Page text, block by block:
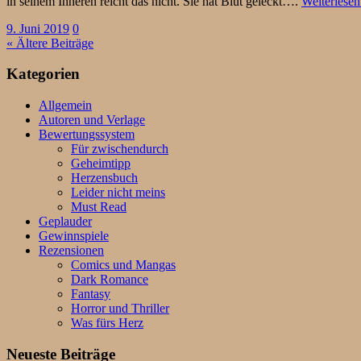
9. Juni 2019 0
« Ältere Beiträge
Kategorien
Allgemein
Autoren und Verlage
Bewertungssystem
Für zwischendurch
Geheimtipp
Herzensbuch
Leider nicht meins
Must Read
Geplauder
Gewinnspiele
Rezensionen
Comics und Mangas
Dark Romance
Fantasy
Horror und Thriller
Was fürs Herz
Neueste Beiträge